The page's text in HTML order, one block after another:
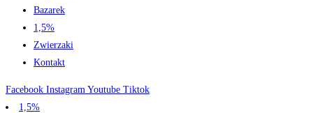
Bazarek
1,5%
Zwierzaki
Kontakt
Facebook Instagram Youtube Tiktok
1,5%